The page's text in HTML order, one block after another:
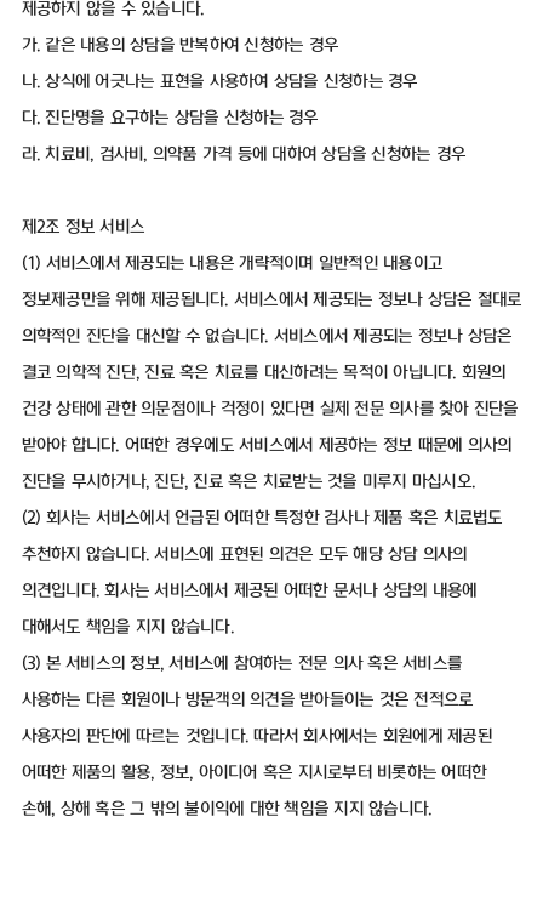
제공하지 않을 수 있습니다.
가. 같은 내용의 상담을 반복하여 신청하는 경우
나. 상식에 어긋나는 표현을 사용하여 상담을 신청하는 경우
다. 진단명을 요구하는 상담을 신청하는 경우
라. 치료비, 검사비, 의약품 가격 등에 대하여 상담을 신청하는 경우
제2조 정보 서비스
(1) 서비스에서 제공되는 내용은 개략적이며 일반적인 내용이고
정보제공만을 위해 제공됩니다. 서비스에서 제공되는 정보나 상담은 절대로
의학적인 진단을 대신할 수 없습니다. 서비스에서 제공되는 정보나 상담은
결코 의학적 진단, 진료 혹은 치료를 대신하려는 목적이 아닙니다. 회원의
건강 상태에 관한 의문점이나 걱정이 있다면 실제 전문 의사를 찾아 진단을
받아야 합니다. 어떠한 경우에도 서비스에서 제공하는 정보 때문에 의사의
진단을 무시하거나, 진단, 진료 혹은 치료받는 것을 미루지 마십시오.
(2) 회사는 서비스에서 언급된 어떠한 특정한 검사나 제품 혹은 치료법도
추천하지 않습니다. 서비스에 표현된 의견은 모두 해당 상담 의사의
의견입니다. 회사는 서비스에서 제공된 어떠한 문서나 상담의 내용에
대해서도 책임을 지지 않습니다.
(3) 본 서비스의 정보, 서비스에 참여하는 전문 의사 혹은 서비스를
사용하는 다른 회원이나 방문객의 의견을 받아들이는 것은 전적으로
사용자의 판단에 따르는 것입니다. 따라서 회사에서는 회원에게 제공된
어떠한 제품의 활용, 정보, 아이디어 혹은 지시로부터 비롯하는 어떠한
손해, 상해 혹은 그 밖의 불이익에 대한 책임을 지지 않습니다.